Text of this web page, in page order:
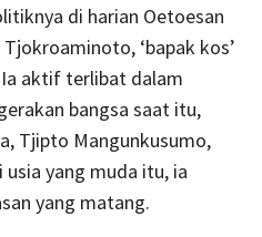
di harian Oetoesan
‘bapak kos’
aktif terlibat dalam
bangsa saat itu,
Tjipto Mangunkusumo,
usia yang muda itu, ia
yang matang.